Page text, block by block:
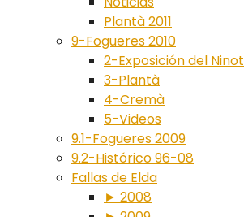
Plantà 2011
9-Fogueres 2010
2-Exposición del Ninot
3-Plantà
4-Cremà
5-Videos
9.1-Fogueres 2009
9.2-Histórico 96-08
Fallas de Elda
► 2008